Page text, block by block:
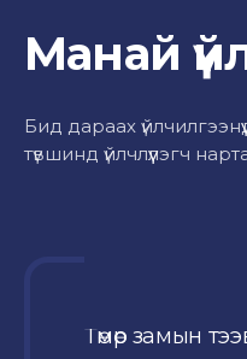
Манай
Бид дараах
түвшинд үйлчлүүлэгч
Төмөр замын